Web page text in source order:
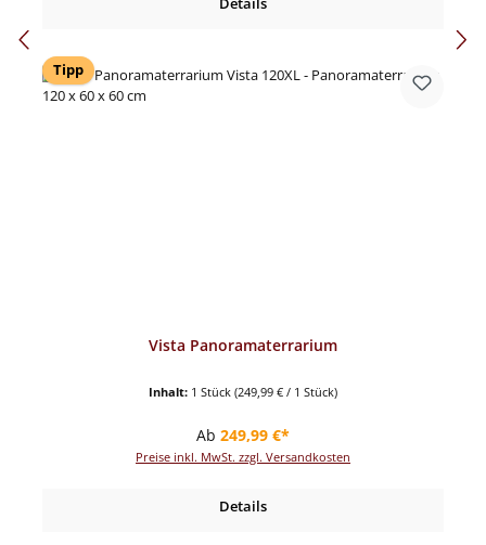
Tipp
Vista Panoramaterrarium
Inhalt: 1 Stück (249,99 € / 1 Stück)
Regulärer Preis:
Ab 249,99 €*
Preise inkl. MwSt. zzgl. Versandkosten
Details